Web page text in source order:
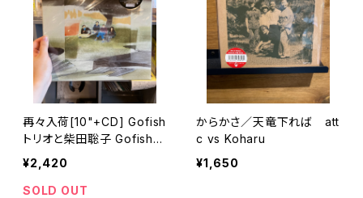
再々入荷[10"+CD] Gofish
トリオと柴田聡子 Gofishト
リオと柴田聡子
¥2,420
SOLD OUT
からかさ／天竜下れば att
c vs Koharu
¥1,650